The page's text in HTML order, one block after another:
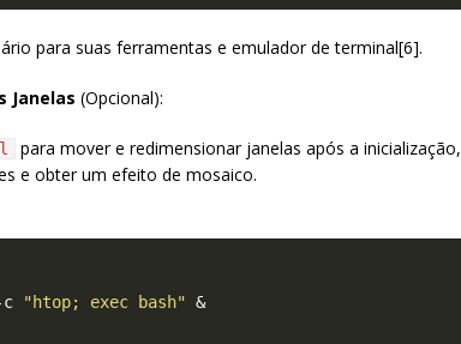
para suas ferramentas e emulador de terminal[6].
Janelas (Opcional):
para mover e redimensionar janelas após a inicialização,
e obter um efeito de mosaico.
"htop; exec bash"